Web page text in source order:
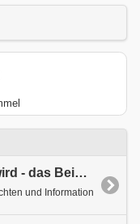
Wenn über Wasser verhandelt wird - das Beispiel Ungarn und Slowakei
und Information